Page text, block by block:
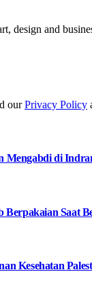
design and
ourPrivacy Policy
Mengabdi di
Saat
Kesehatan